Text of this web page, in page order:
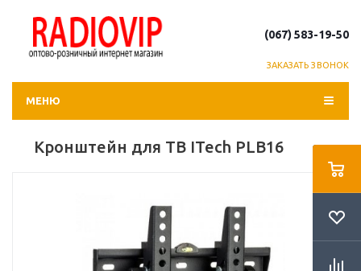
(067) 583-19-50
ЗАКАЗАТЬ ЗВОНОК
МЕНЮ
Кронштейн для ТВ ITech PLB16